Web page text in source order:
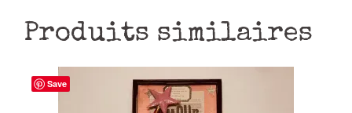
Produits similaires
Save